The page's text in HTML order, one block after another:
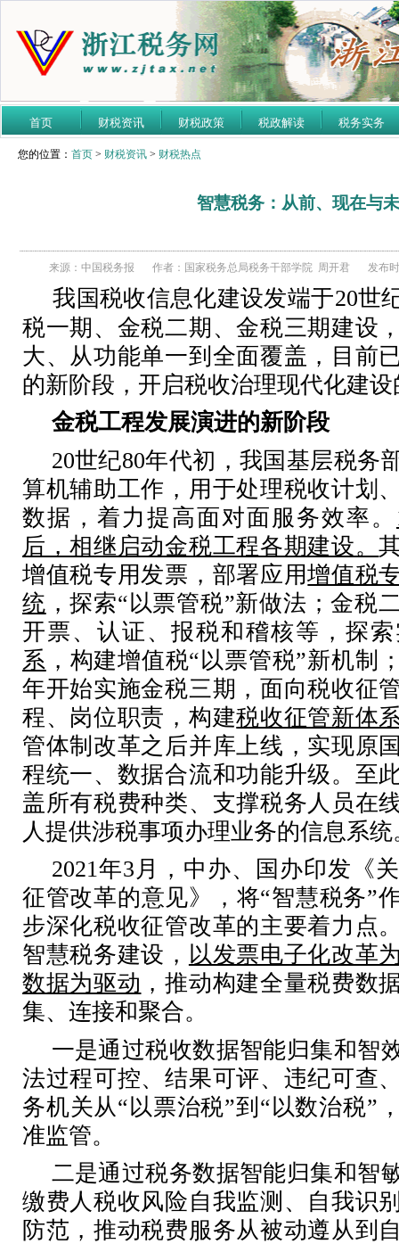
首页 财税资讯 财税政策 税政解读 税务实务
您的位置： 首页 > 财税资讯 > 财税热点
智慧税务：从前、现在与
来源：中国税务报 作者：国家税务总局税务干部学院 周开君 发布
我国税收信息化建设发端于20世
税一期、金税二期、金税三期建设
大、从功能单一到全面覆盖，目前
的新阶段，开启税收治理现代化建
金税工程发展演进的新阶段
20世纪80年代初，我国基层税务
算机辅助工作，用于处理税收计划
数据，着力提高面对面服务效率。
后，相继启动金税工程各期建设。
增值税专用发票，部署应用增值税
统 ，探索“以票管税”新做法 ；金税
开票、认证、报税和稽核等，探
系 ，构建增值税“以票管税”新机制
年开始实施金税三期，面向税收征
程、岗位职责，构建税收征管新体
管体制改革之后并库上线，实现原
程统一、数据合流和功能升级。至
盖所有税费种类、支撑税务人员在
人提供涉税事项办理业务的信息系统
2021年3月，中办、国办印发《
征管改革的意见》，将“智慧税务”
步深化税收征管改革的主要着力点
智慧税务建设， 以发票电子化改革
数据为驱动 ，推动构建全量税费数
集、连接和聚合。
一是通过税收数据智能归集和智
法过程可控、结果可评、违纪可查
务机关从“以票治税”到“以数治税”
准监管。
二是通过税务数据智能归集和智
缴费人税收风险自我监测、自我识
防范，推动税费服务从被动遵从到